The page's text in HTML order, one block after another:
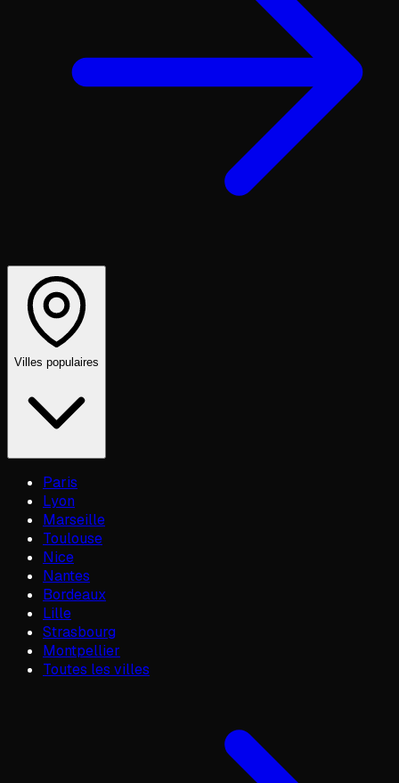
Villes populaires
Paris
Lyon
Marseille
Toulouse
Nice
Nantes
Bordeaux
Lille
Strasbourg
Montpellier
Toutes les villes